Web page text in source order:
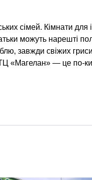
сімей. Кімнати
можуть нарешті
завжди свіжих
«Магелан» — це по-